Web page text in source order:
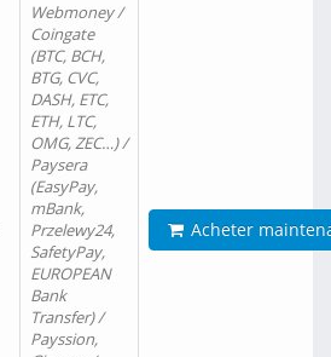
Webmoney /
Coingate
(BTC, BCH,
BTG, CVC,
DASH, ETC,
ETH, LTC,
OMG, ZEC…) /
Paysera
(EasyPay,
mBank,
Przelewy24,
SafetyPay,
EUROPEAN
Bank
Transfer) /
Payssion,
Acheter